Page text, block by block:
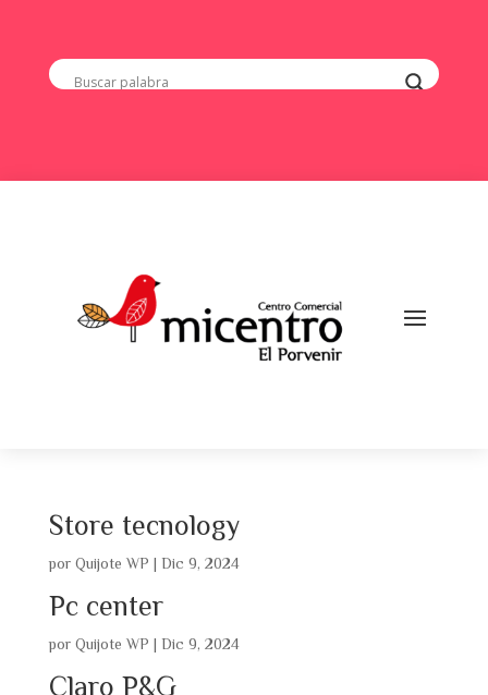
Store tecnology
por Quijote WP | Dic 9, 2024
Pc center
por Quijote WP | Dic 9, 2024
Claro P&G